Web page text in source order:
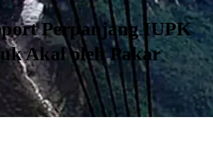
Perpanjang IUPK
Akal oleh Pakar